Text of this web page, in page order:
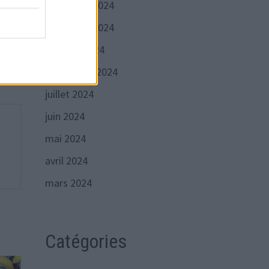
suivante :
décembre 2024
novembre 2024
octobre 2024
septembre 2024
juillet 2024
juin 2024
mai 2024
avril 2024
mars 2024
Catégories